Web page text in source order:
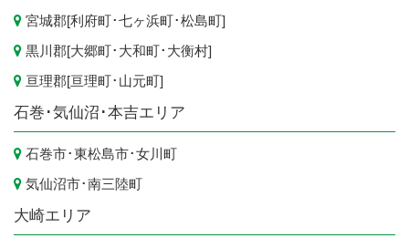
宮城郡[利府町･七ヶ浜町･松島町]
黒川郡[大郷町･ 大和町･ 大衡村]
亘理郡[亘理町･ 山元町]
石巻･気仙沼･本吉エリア
石巻市･東松島市･女川町
気仙沼市･南三陸町
大崎エリア